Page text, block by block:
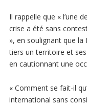
Il rappelle que « l’une
crise a été sans
», en soulignant que la
tiers un territoire et
en cautionnant une
« Comment se fait-il
international sans